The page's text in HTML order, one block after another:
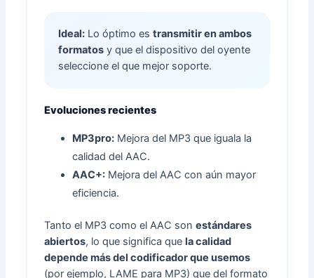
Ideal: Lo óptimo estransmitir en ambos
formatos y que el dispositivo del oyente
seleccione el que mejor soporte.
Evoluciones recientes
MP3pro: Mejora del MP3 que iguala la
calidad del AAC.
AAC+: Mejora del AAC con aún mayor
eficiencia.
Tanto el MP3 como el AAC sonestándares
abiertos, lo que significa quela calidad
depende más del codificador que usemos
(por ejemplo, LAME para MP3) que del formato